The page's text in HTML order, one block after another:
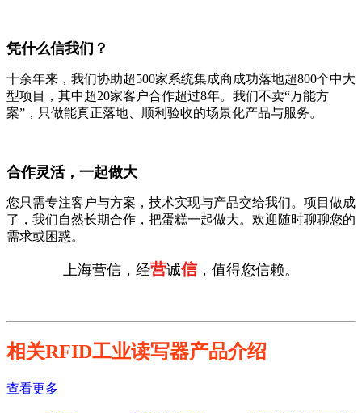
凭什么信我们？
十余年来，我们协助超500家系统集成商成功落地超800个中大
型项目，其中超20家客户合作超过8年。我们不卖“万能方
案”，只做能真正落地、顺利验收的场景化产品与服务。
合作灵活，一起做大
您只需专注客户与方案，技术实现与产品交给我们。项目做成
了，我们自然长期合作，把蛋糕一起做大。欢迎随时聊聊您的
需求或困惑。
上海营信，经营诚信，值得您信赖。
相关RFID工业读写器产品介绍
查看更多